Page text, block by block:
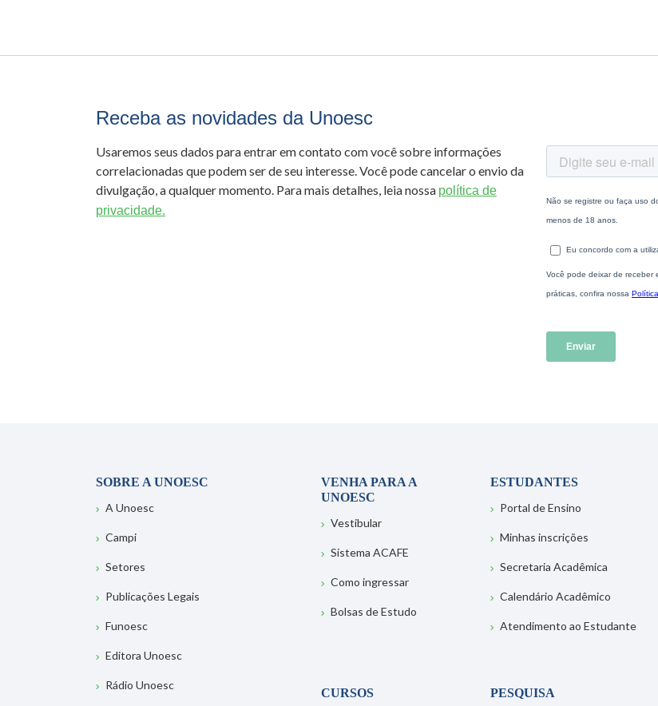
Receba as novidades da Unoesc
Usaremos seus dados para entrar em contato com você sobre informações
correlacionadas que podem ser de seu interesse. Você pode cancelar o envio da
divulgação, a qualquer momento. Para mais detalhes, leia nossa política de
privacidade.
SOBRE A UNOESC
A Unoesc
Campi
Setores
Publicações Legais
Funoesc
Editora Unoesc
Rádio Unoesc
VENHA PARA A
UNOESC
Vestibular
Sistema ACAFE
Como ingressar
Bolsas de Estudo
ESTUDANTES
Portal de Ensino
Minhas inscrições
Secretaria Acadêmica
Calendário Acadêmico
Atendimento ao Estudante
CURSOS
PESQUISA